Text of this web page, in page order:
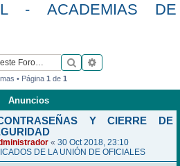
s
- ACADEMIAS DE
Buscar
• Página 1de 1
Anuncios
Y CIERRE DE
« 30 Oct 2018, 23:10
DE LA UNIÓN DE OFICIALES